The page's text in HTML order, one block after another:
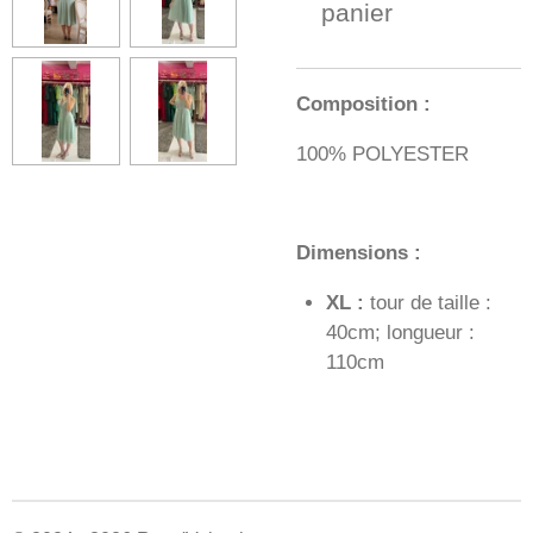
panier
Composition :
100% POLYESTER
Dimensions :
XL : tour de taille :
40cm; longueur :
110cm